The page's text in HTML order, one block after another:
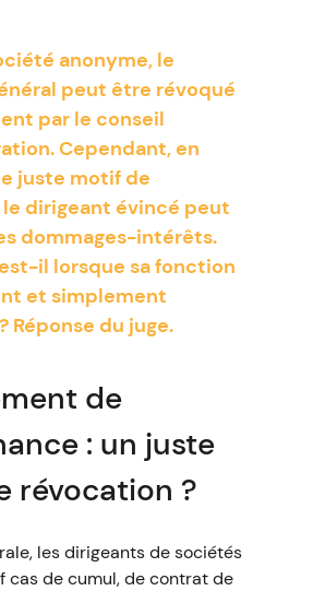
anonyme, le
peut être révoqué
par le conseil
Cependant, en
juste motif de
dirigeant évincé peut
dommages-intérêts.
il lorsque sa fonction
et simplement
Réponse du juge.
de
: un juste
révocation ?
les dirigeants de sociétés
cas de cumul, de contrat de